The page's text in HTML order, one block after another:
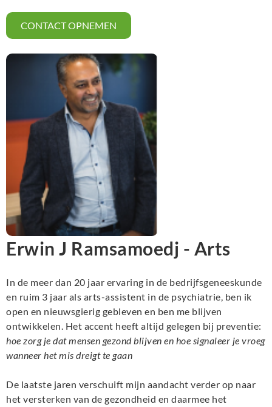
CONTACT OPNEMEN
Erwin J Ramsamoedj - Arts
In de meer dan 20 jaar ervaring in de bedrijfsgeneeskunde
en ruim 3 jaar als arts-assistent in de psychiatrie, ben ik
open en nieuwsgierig gebleven en ben me blijven
ontwikkelen. Het accent heeft altijd gelegen bij preventie:
hoe zorg je dat mensen gezond blijven en hoe signaleer je vroeg
wanneer het mis dreigt te gaan
De laatste jaren verschuift mijn aandacht verder op naar
het versterken van de gezondheid en daarmee het